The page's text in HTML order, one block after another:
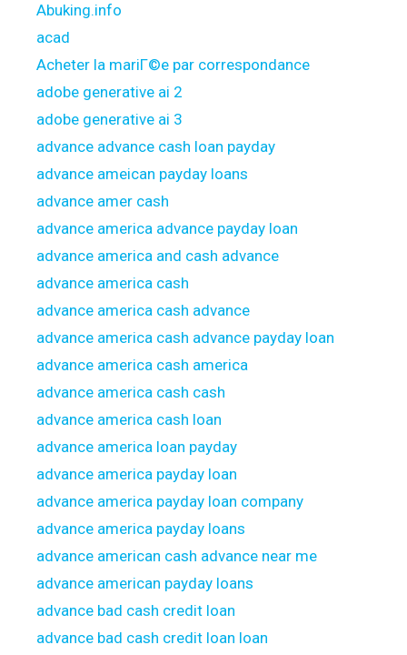
Abuking.info
acad
Acheter la mariГ©e par correspondance
adobe generative ai 2
adobe generative ai 3
advance advance cash loan payday
advance ameican payday loans
advance amer cash
advance america advance payday loan
advance america and cash advance
advance america cash
advance america cash advance
advance america cash advance payday loan
advance america cash america
advance america cash cash
advance america cash loan
advance america loan payday
advance america payday loan
advance america payday loan company
advance america payday loans
advance american cash advance near me
advance american payday loans
advance bad cash credit loan
advance bad cash credit loan loan